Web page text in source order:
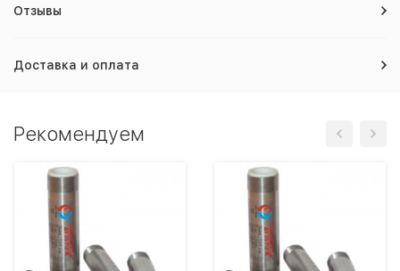
Отзывы
Доставка и оплата
Рекомендуем